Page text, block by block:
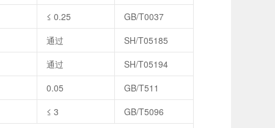
≤ 0.25
GB/T0037
通过
SH/T05185
通过
SH/T05194
0.05
GB/T511
≤ 3
GB/T5096